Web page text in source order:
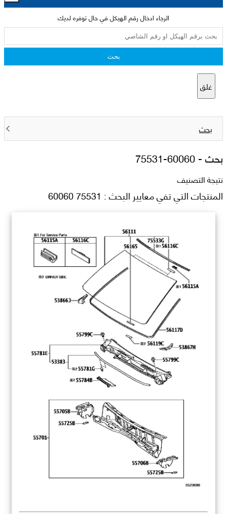
الرجاء ادخال رقم الهيكل في حال توفره لديك
بحث
غلق
بحث
بحث -75531-60060
نتيجة التصنيف
المنتجات التي تفي معايير البحث : 75531 60060